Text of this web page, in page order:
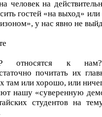
человек на
гостей «на выход» или
у нас явно не
относятся к
почитать их
там или хорошо, или
нашу «суверенную
студентов на